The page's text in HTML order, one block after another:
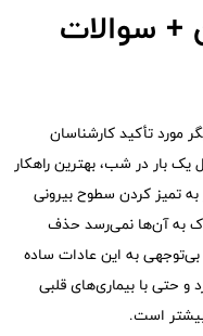
سوالات
تأکید کارشناسان
بار در شب، بهترین راهکار
تمیز کردن سطوح بیرونی
به آن‌ها نمی‌رسد حذف
به این عادات ساده
و حتی با بیماری‌های قلبی
است.